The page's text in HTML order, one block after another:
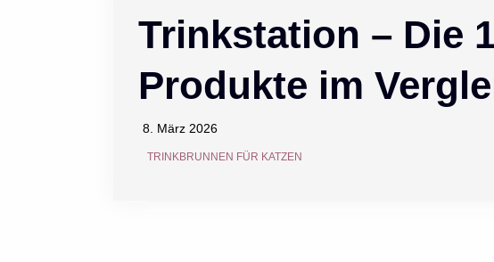
Trinkstation – Die
Produkte im
8. März 2026
TRINKBRUNNEN FÜR KATZEN